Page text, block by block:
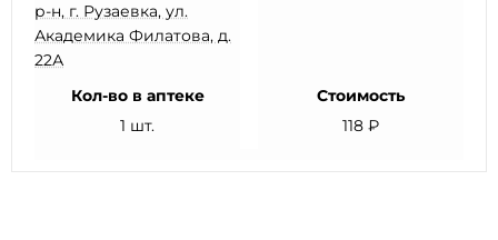
р-н, г. Рузаевка, ул.
Академика Филатова, д.
22А
Кол-во в аптеке
1 шт.
Стоимость
118 ₽